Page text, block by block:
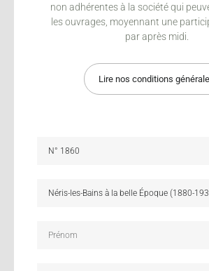
non adhérentes à la société qui
les ouvrages, moyennant une
par après midi.
Lire nos conditions